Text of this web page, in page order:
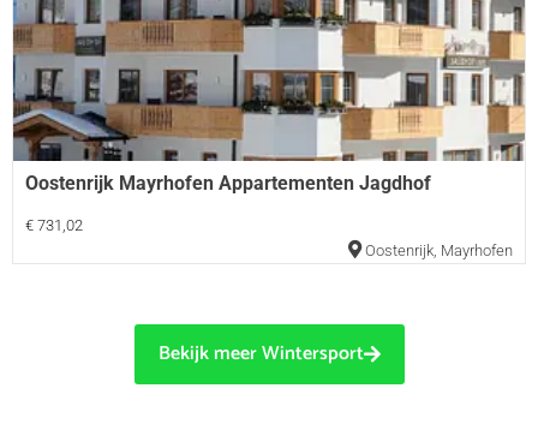
Oostenrijk Mayrhofen Appartementen Jagdhof
€ 731,02
Oostenrijk Mayrhofen
Bekijk meer Wintersport